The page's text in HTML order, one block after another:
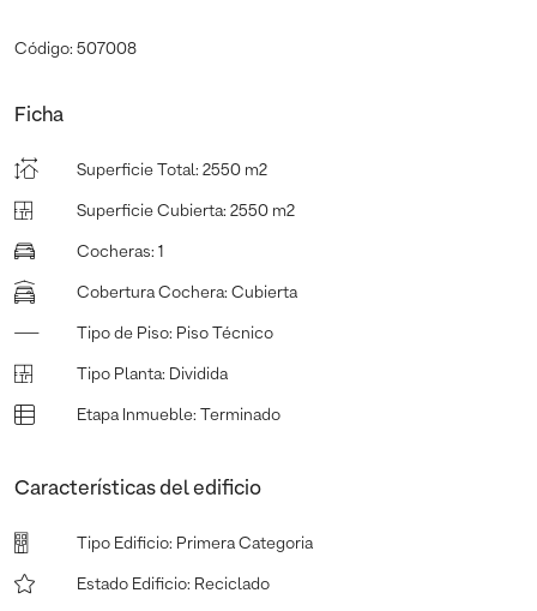
Código: 507008
Ficha
Superficie Total : 2550 m2
Superficie Cubierta: 2550 m2
Cocheras: 1
Cobertura Cochera: Cubierta
Tipo de Piso: Piso Técnico
Tipo Planta: Dividida
Etapa Inmueble: Terminado
Características del edificio
Tipo Edificio: Primera Categoria
Estado Edificio: Reciclado